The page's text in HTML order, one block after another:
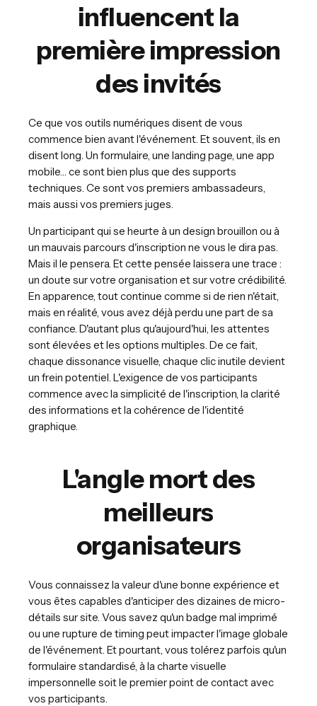
influencent la
première impression
des invités
Ce que vos outils numériques disent de vous
commence bien avant l'événement. Et souvent, ils en
disent long. Un formulaire, une landing page, une app
mobile… ce sont bien plus que des supports
techniques. Ce sont vos premiers ambassadeurs,
mais aussi vos premiers juges.
Un participant qui se heurte à un design brouillon ou à
un mauvais parcours d'inscription ne vous le dira pas.
Mais il le pensera. Et cette pensée laissera une trace :
un doute sur votre organisation et sur votre crédibilité.
En apparence, tout continue comme si de rien n'était,
mais en réalité, vous avez déjà perdu une part de sa
confiance. D'autant plus qu'aujourd'hui, les attentes
sont élevées et les options multiples. De ce fait,
chaque dissonance visuelle, chaque clic inutile devient
un frein potentiel. L'exigence de vos participants
commence avec la simplicité de l'inscription, la clarité
des informations et la cohérence de l'identité
graphique.
L'angle mort des
meilleurs
organisateurs
Vous connaissez la valeur d'une bonne expérience et
vous êtes capables d'anticiper des dizaines de micro-
détails sur site. Vous savez qu'un badge mal imprimé
ou une rupture de timing peut impacter l'image globale
de l'événement. Et pourtant, vous tolérez parfois qu'un
formulaire standardisé, à la charte visuelle
impersonnelle soit le premier point de contact avec
vos participants.